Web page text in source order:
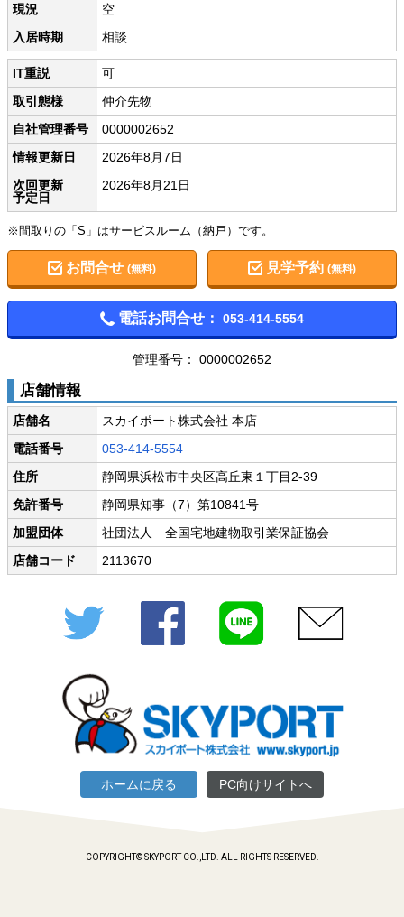
現況
空
入居時期
相談
IT重説
可
取引態様
仲介先物
自社管理番号
0000002652
情報更新日
2026年8月7日
次回更新
予定日
2026年8月21日
※間取りの「S」はサービスルーム（納戸）です。
お問合せ (無料) 見学予約(無料)
電話お問合せ： 053-414-5554
管理番号： 0000002652
店舗情報
店舗名
スカイポート株式会社 本店
電話番号
053-414-5554
住所
静岡県浜松市中央区高丘東１丁目2-39
免許番号
静岡県知事（7）第10841号
加盟団体
社団法人 全国宅地建物取引業保証協会
店舗コード
2113670
Twitter Facebook
ホームに戻る PC向けサイトへ
COPYRIGHT© SKYPORT CO.,LTD. ALL RIGHTS RESERVED.